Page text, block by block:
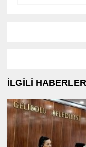
İLGİLİ HABERLER